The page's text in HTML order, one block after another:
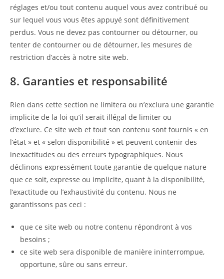
réglages et/ou tout contenu auquel vous avez contribué ou
sur lequel vous vous êtes appuyé sont définitivement
perdus. Vous ne devez pas contourner ou détourner, ou
tenter de contourner ou de détourner, les mesures de
restriction d’accès à notre site web.
8. Garanties et responsabilité
Rien dans cette section ne limitera ou n’exclura une garantie
implicite de la loi qu’il serait illégal de limiter ou
d’exclure. Ce site web et tout son contenu sont fournis « en
l’état » et « selon disponibilité » et peuvent contenir des
inexactitudes ou des erreurs typographiques. Nous
déclinons expressément toute garantie de quelque nature
que ce soit, expresse ou implicite, quant à la disponibilité,
l’exactitude ou l’exhaustivité du contenu. Nous ne
garantissons pas ceci :
que ce site web ou notre contenu répondront à vos
besoins ;
ce site web sera disponible de manière ininterrompue,
opportune, sûre ou sans erreur.